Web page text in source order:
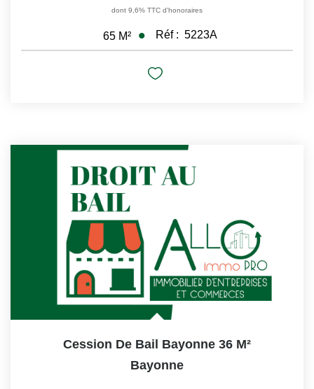
dont 9,6% TTC d'honoraires
65 M² Réf : 5223A
Cession De Bail Bayonne 36 M²
Bayonne